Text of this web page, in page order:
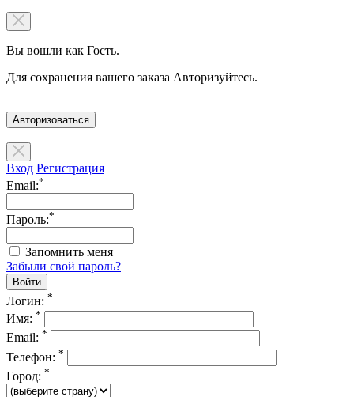
Вы вошли как Гость.
Для сохранения вашего заказа Авторизуйтесь.
Авторизоваться
Вход Регистрация
Email:*
Пароль:*
Запомнить меня
Забыли свой пароль?
Логин: *
Имя: *
Email: *
Телефон: *
Город: *